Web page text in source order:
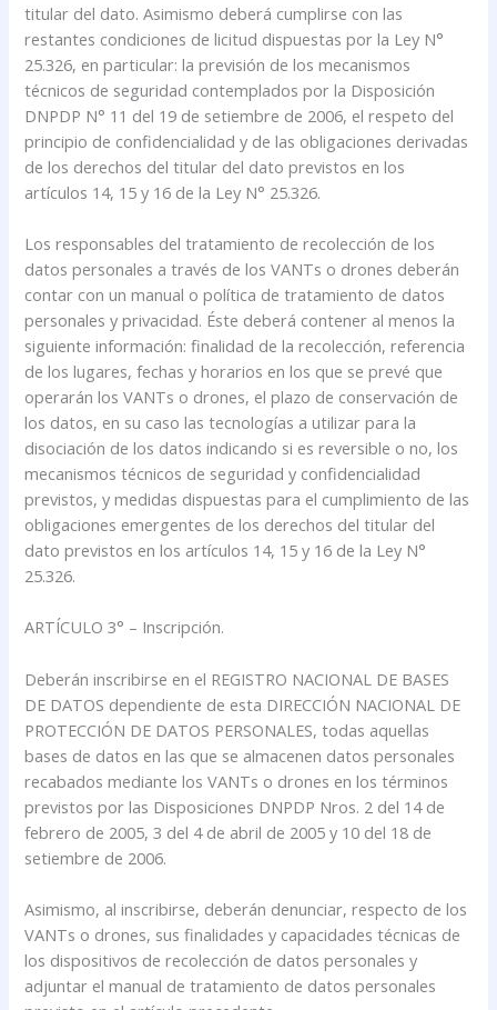
titular del dato. Asimismo deberá cumplirse con las
restantes condiciones de licitud dispuestas por la Ley N°
25.326, en particular: la previsión de los mecanismos
técnicos de seguridad contemplados por la Disposición
DNPDP N° 11 del 19 de setiembre de 2006, el respeto del
principio de confidencialidad y de las obligaciones derivadas
de los derechos del titular del dato previstos en los
artículos 14, 15 y 16 de la Ley N° 25.326.
Los responsables del tratamiento de recolección de los
datos personales a través de los VANTs o drones deberán
contar con un manual o política de tratamiento de datos
personales y privacidad. Éste deberá contener al menos la
siguiente información: finalidad de la recolección, referencia
de los lugares, fechas y horarios en los que se prevé que
operarán los VANTs o drones, el plazo de conservación de
los datos, en su caso las tecnologías a utilizar para la
disociación de los datos indicando si es reversible o no, los
mecanismos técnicos de seguridad y confidencialidad
previstos, y medidas dispuestas para el cumplimiento de las
obligaciones emergentes de los derechos del titular del
dato previstos en los artículos 14, 15 y 16 de la Ley N°
25.326.
ARTÍCULO 3° – Inscripción.
Deberán inscribirse en el REGISTRO NACIONAL DE BASES
DE DATOS dependiente de esta DIRECCIÓN NACIONAL DE
PROTECCIÓN DE DATOS PERSONALES, todas aquellas
bases de datos en las que se almacenen datos personales
recabados mediante los VANTs o drones en los términos
previstos por las Disposiciones DNPDP Nros. 2 del 14 de
febrero de 2005, 3 del 4 de abril de 2005 y 10 del 18 de
setiembre de 2006.
Asimismo, al inscribirse, deberán denunciar, respecto de los
VANTs o drones, sus finalidades y capacidades técnicas de
los dispositivos de recolección de datos personales y
adjuntar el manual de tratamiento de datos personales